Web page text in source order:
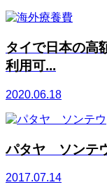
タイで日本の高
利用可...
2020.06.18
パタヤ ソンテ
2017.07.14